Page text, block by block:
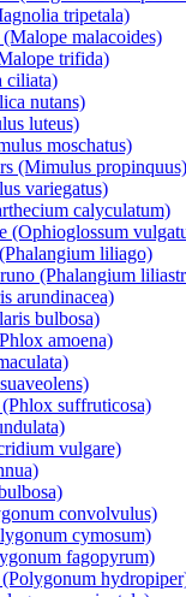
tripetala)
malacoides)
trifida)
ciliata)
nutans)
luteus)
moschatus)
(Mimulus propinquus)
variegatus)
calyculatum)
(Ophioglossum
liliago)
(Phalangium
arundinacea)
bulbosa)
amoena)
suffruticosa)
vulgare)
convolvulus)
cymosum)
fagopyrum)